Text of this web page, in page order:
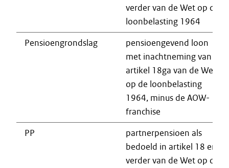
verder van de Wet op de
loonbelasting 1964
Pensioengrondslag
pensioengevend loon
met inachtneming van
artikel 18ga van de Wet
op de loonbelasting
1964, minus de AOW-
franchise
PP
partnerpensioen als
bedoeld in artikel 18 en
verder van de Wet op de